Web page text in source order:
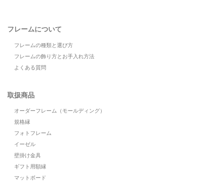
フレームについて
フレームの種類と選び方
フレームの飾り方とお手入れ方法
よくある質問
取扱商品
オーダーフレーム（モールディング）
規格縁
フォトフレーム
イーゼル
壁掛け金具
ギフト用額縁
マットボード